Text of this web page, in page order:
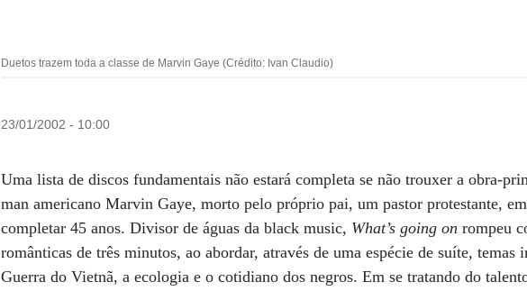
Duetos trazem toda a classe de Marvin Gaye (Crédito: Ivan Claudio)
23/01/2002 - 10:00
Uma lista de discos fundamentais não estará completa se não trouxer a obra-
man americano Marvin Gaye, morto pelo próprio pai, um pastor protestante,
completar 45 anos. Divisor de águas da black music, What’s going onrompeu
românticas de três minutos, ao abordar, através de uma espécie de suíte, temas
Guerra do Vietnã, a ecologia e o cotidiano dos negros. Em se tratando do